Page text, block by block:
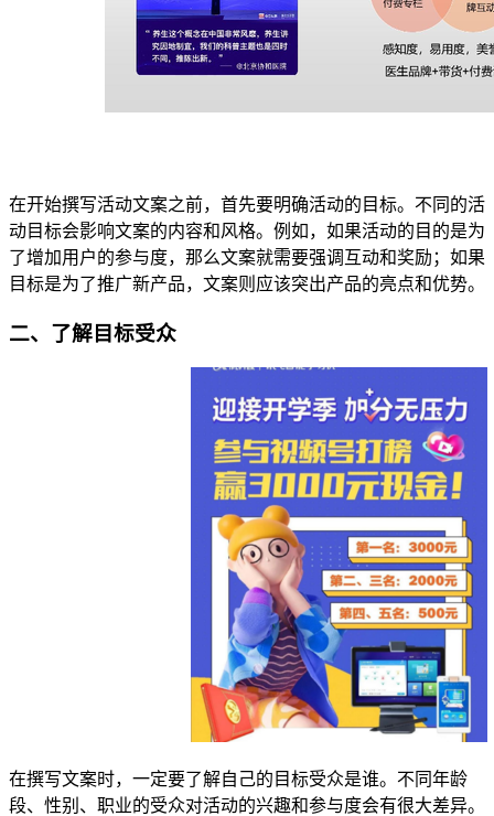
在开始撰写活动文案之前，首先要明确活动的目标。不同的活
动目标会影响文案的内容和风格。例如，如果活动的目的是为
了增加用户的参与度，那么文案就需要强调互动和奖励；如果
目标是为了推广新产品，文案则应该突出产品的亮点和优势。
二、了解目标受众
在撰写文案时，一定要了解自己的目标受众是谁。不同年龄
段、性别、职业的受众对活动的兴趣和参与度会有很大差异。